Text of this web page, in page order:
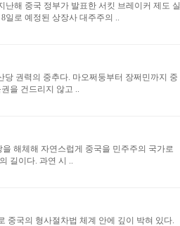
난해 중국 정부가 발표한 서킷 브레이커 제도 실
일로 예정된 상장사 대주주의 ..
권력의 중추다. 마오쩌둥부터 장쩌민까지 중
을 건드리지 않고 ..
해체해 자연스럽게 중국을 민주주의 국가로
길이다. 과연 시 ..
중국의 형사절차법 체계 안에 깊이 박혀 있다.